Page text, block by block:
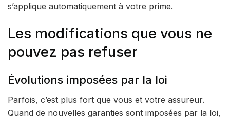
s’applique automatiquement à votre prime.
Les modifications que vous ne
pouvez pas refuser
Évolutions imposées par la loi
Parfois, c’est plus fort que vous et votre assureur.
Quand de nouvelles garanties sont imposées par la loi,